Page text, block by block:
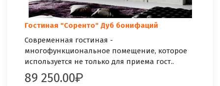
Гостиная "Соренто" Дуб бонифаций
Современная гостиная -
многофункциональное помещение, которое
используется не только для приема гост..
89 250.00